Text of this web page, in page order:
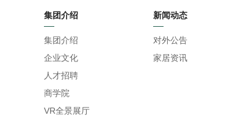
集团介绍
集团介绍
企业文化
人才招聘
商学院
VR全景展厅
新闻动态
对外公告
家居资讯